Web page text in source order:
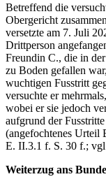
Betreffend die
Obergericht
versetzte am 7. Juli
Drittperson
Freundin C., die in
zu Boden gefallen
wuchtigen Fusstritt
versuchte er
wobei er sie jedoch
aufgrund der
(angefochtenes Urteil
E. II.3.1 f. S. 30 f.;
Weiterzug ans